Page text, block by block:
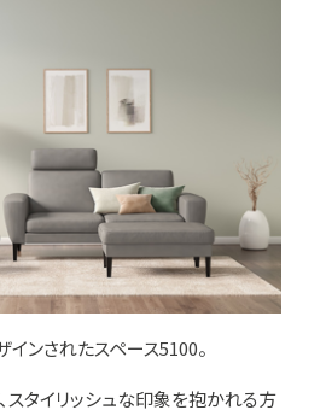
ンされたスペース5100。
スタイリッシュな印象を抱かれる方